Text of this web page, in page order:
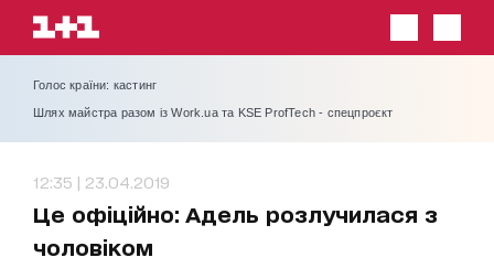
Голос країни: кастинг
Шлях майстра разом із Work.ua та KSE ProfTech - спецпроєкт
12:35 | 23.04.2019
Це офіційно: Адель розлучилася з
чоловіком